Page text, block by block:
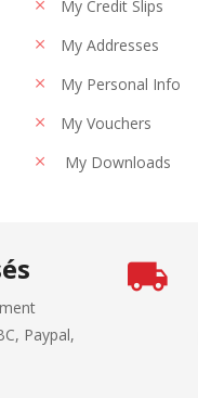
My Credit Slips
My Addresses
My Personal Info
My Vouchers
My Downloads
Paypal,